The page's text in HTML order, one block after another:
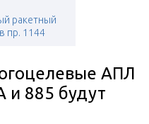
ракетный
пр. 1144
АПЛ
и 885 будут